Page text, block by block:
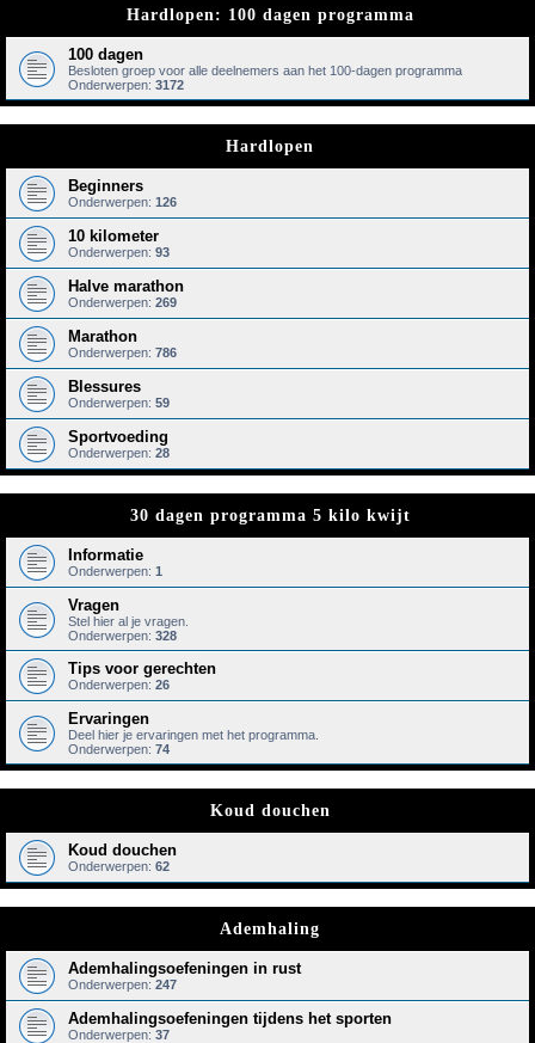
Hardlopen: 100 dagen programma
100 dagen
Besloten groep voor alle deelnemers aan het 100-dagen programma
Onderwerpen: 3172
Hardlopen
Beginners
Onderwerpen: 126
10 kilometer
Onderwerpen: 93
Halve marathon
Onderwerpen: 269
Marathon
Onderwerpen: 786
Blessures
Onderwerpen: 59
Sportvoeding
Onderwerpen: 28
30 dagen programma 5 kilo kwijt
Informatie
Onderwerpen: 1
Vragen
Stel hier al je vragen.
Onderwerpen: 328
Tips voor gerechten
Onderwerpen: 26
Ervaringen
Deel hier je ervaringen met het programma.
Onderwerpen: 74
Koud douchen
Koud douchen
Onderwerpen: 62
Ademhaling
Ademhalingsoefeningen in rust
Onderwerpen: 247
Ademhalingsoefeningen tijdens het sporten
Onderwerpen: 37